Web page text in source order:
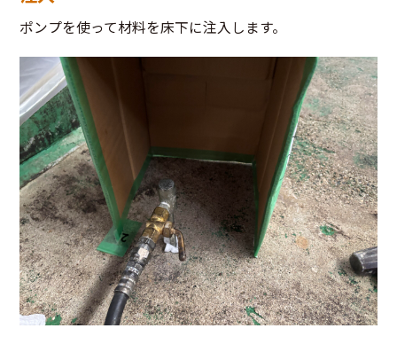
ポンプを使って材料を床下に注入します。